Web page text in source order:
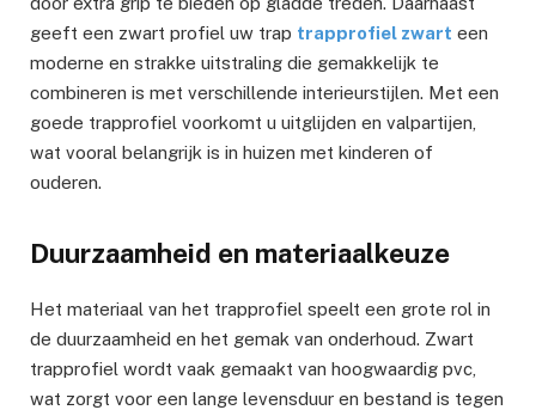
geeft een zwart profiel uw trap trapprofiel zwart een
moderne en strakke uitstraling die gemakkelijk te
combineren is met verschillende interieurstijlen. Met een
goede trapprofiel voorkomt u uitglijden en valpartijen,
wat vooral belangrijk is in huizen met kinderen of
ouderen.
Duurzaamheid en materiaalkeuze
Het materiaal van het trapprofiel speelt een grote rol in
de duurzaamheid en het gemak van onderhoud. Zwart
trapprofiel wordt vaak gemaakt van hoogwaardig pvc,
wat zorgt voor een lange levensduur en bestand is tegen